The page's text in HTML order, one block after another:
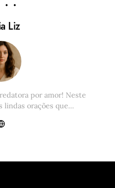
Liz
por amor! Neste
lindas orações que…